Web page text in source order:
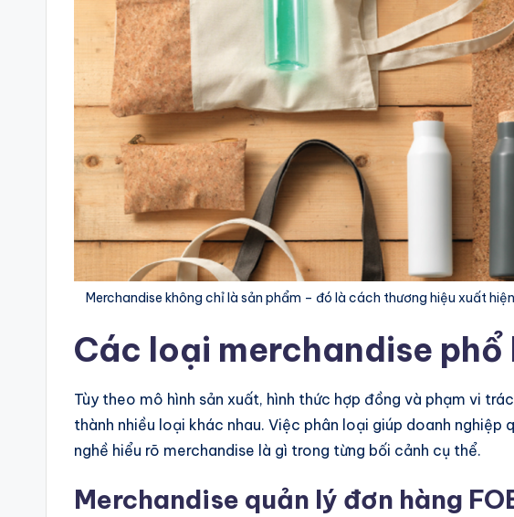
Merchandise không chỉ là sản phẩm – đó là cách thương hiệu xuất
Các loại merchandise phổ
Tùy theo mô hình sản xuất, hình thức hợp đồng và phạm vi
thành nhiều loại khác nhau. Việc phân loại giúp doanh nghiệp
nghề hiểu rõ merchandise là gì trong từng bối cảnh cụ thể.
Merchandise quản lý đơn hàng